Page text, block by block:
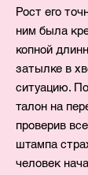
Рост его
ним была
копной
затылке в
ситуацию.
талон на
проверив
штампа
человек